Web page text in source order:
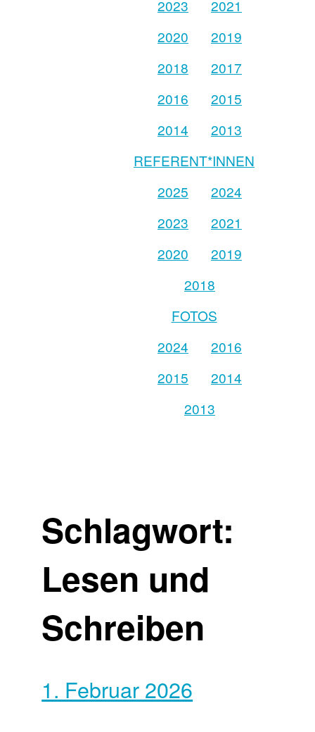
2023
2021
2020
2019
2018
2017
2016
2015
2014
2013
REFERENT*INNEN
2025
2024
2023
2021
2020
2019
2018
FOTOS
2024
2016
2015
2014
2013
Schlagwort:
Lesen und
Schreiben
1. Februar 2026